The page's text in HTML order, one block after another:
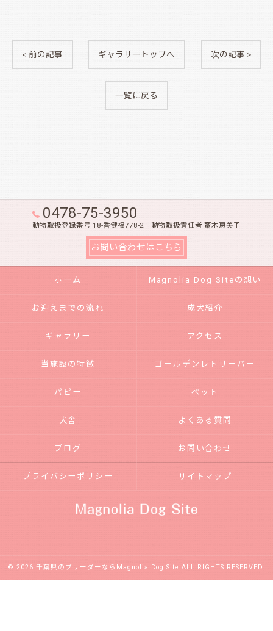
< 前の記事 ギャラリートップへ 次の記事 >
一覧に戻る
0478-75-3950
動物取扱登録番号 18-香健福778-2 動物取扱責任者 齋木恵美子
お問い合わせはこちら
ホーム Magnolia Dog Siteの想い
お迎えまでの流れ 成犬紹介
ギャラリー アクセス
当施設の特徴 ゴールデンレトリーバー
パピー ペット
犬舎 よくある質問
ブログ お問い合わせ
プライバシーポリシー サイトマップ
© 2026 千葉県のブリーダーならMagnolia Dog Site ALL RIGHTS RESERVED.